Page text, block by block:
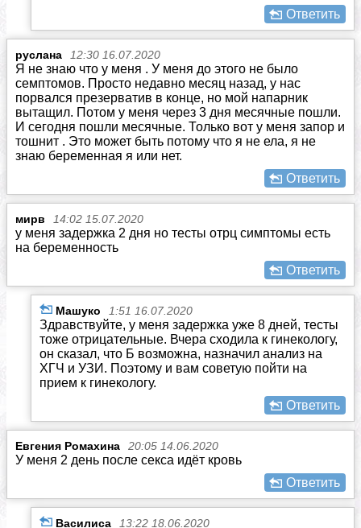
Ответить
руслана 12:30 16.07.2020
Я не знаю что у меня . У меня до этого не было
семптомов. Просто недавно месяц назад, у нас
порвался презерватив в конце, но мой напарник
вытащил. Потом у меня через 3 дня месячные пошли.
И сегодня пошли месячные. Только вот у меня запор и
тошнит . Это может быть потому что я не ела, я не
знаю беременная я или нет.
Ответить
мирв 14:02 15.07.2020
у меня задержка 2 дня но тесты отрц симптомы есть
на беременность
Ответить
Машуко 1:51 16.07.2020
Здравствуйте, у меня задержка уже 8 дней, тесты
тоже отрицательные. Вчера сходила к гинекологу,
он сказал, что Б возможна, назначил анализ на
ХГЧ и УЗИ. Поэтому и вам советую пойти на
прием к гинекологу.
Ответить
Евгения Ромахина 20:05 14.06.2020
У меня 2 день после секса идёт кровь
Ответить
Василиса 13:22 18.06.2020